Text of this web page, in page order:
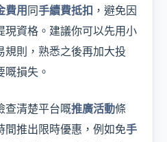
費用 同手續費抵扣 ，避免因
現資格。建議你可以先用小
規則，熟悉之後再加大投
嘅損失。
查清楚平台嘅推廣活動條
間推出限時優惠，例如免手